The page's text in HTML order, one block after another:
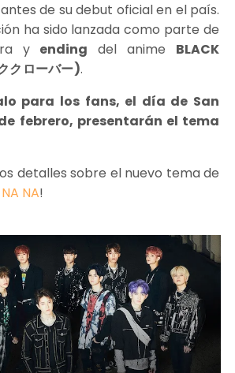
de su debut oficial en el país.
ha sido lanzada como parte de
y ending del anime BLACK
クローバー).
para los fans, el día de San
febrero, presentarán el tema
detalles sobre el nuevo tema de
NA!